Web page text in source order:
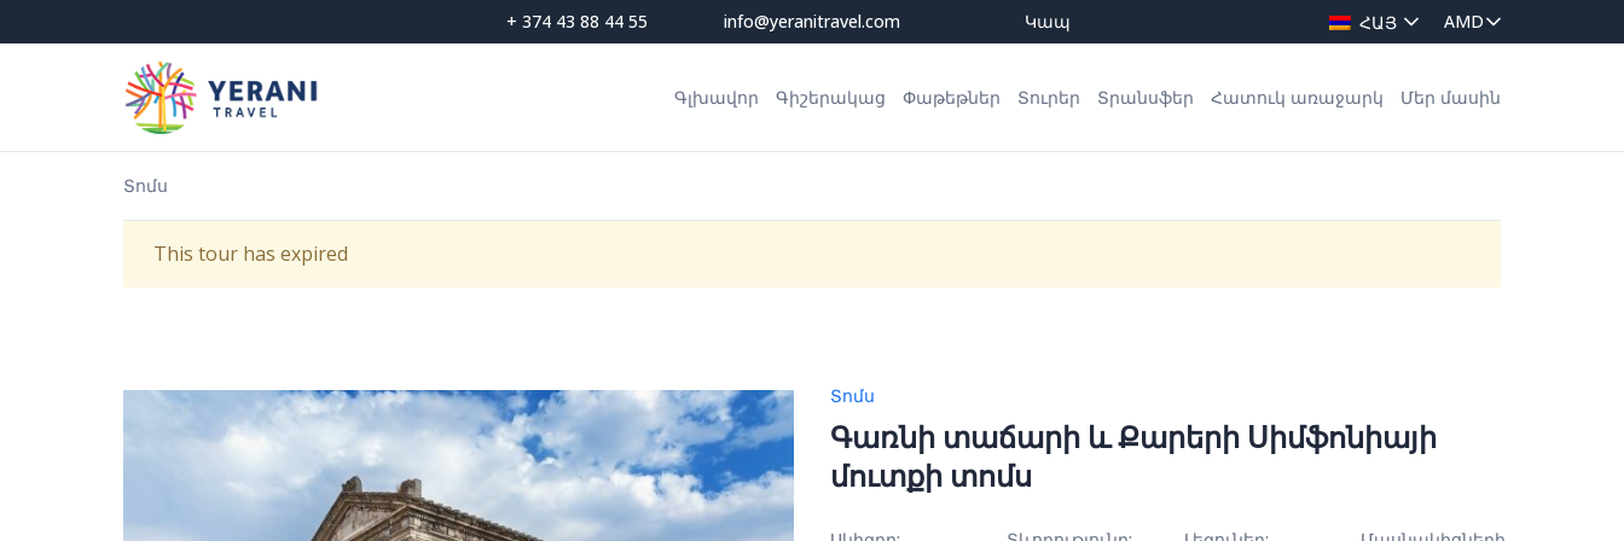
to
+ 374 43 88 44 55 info@yeranitravel.com Կապ ՀԱՅ
Գլխավոր Գիշերակաց Փաթեթներ Տուրեր Տրանսֆեր Հատուկ առաջարկ Մեր մասին
Տոմս
This tour has expired
Տոմս
Գառնի տաճարի և Քարերի Սիմֆոնիայի
մուտքի տոմս